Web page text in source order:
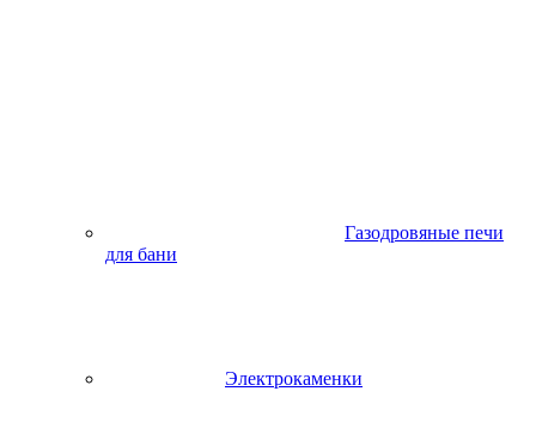
Газодровяные печи
для бани
Электрокаменки